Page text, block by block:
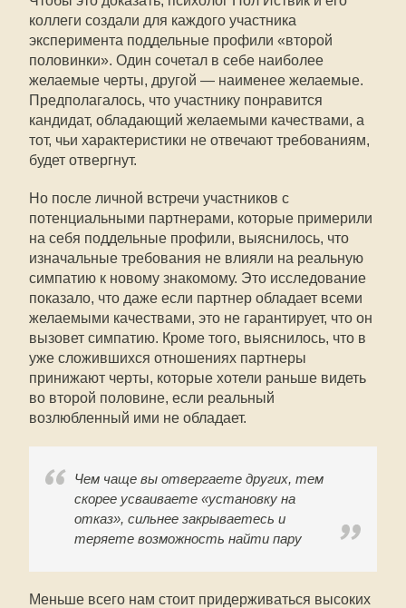
коллеги создали для каждого участника
эксперимента поддельные профили «второй
половинки». Один сочетал в себе наиболее
желаемые черты, другой — наименее желаемые.
Предполагалось, что участнику понравится
кандидат, обладающий желаемыми качествами, а
тот, чьи характеристики не отвечают требованиям,
будет отвергнут.
Но после личной встречи участников с
потенциальными партнерами, которые примерили
на себя поддельные профили, выяснилось, что
изначальные требования не влияли на реальную
симпатию к новому знакомому. Это исследование
показало, что даже если партнер обладает всеми
желаемыми качествами, это не гарантирует, что он
вызовет симпатию. Кроме того, выяснилось, что в
уже сложившихся отношениях партнеры
принижают черты, которые хотели раньше видеть
во второй половине, если реальный
возлюбленный ими не обладает.
Чем чаще вы отвергаете других, тем
скорее усваиваете «установку на
отказ», сильнее закрываетесь и
теряете возможность найти пару
Меньше всего нам стоит придерживаться высоких